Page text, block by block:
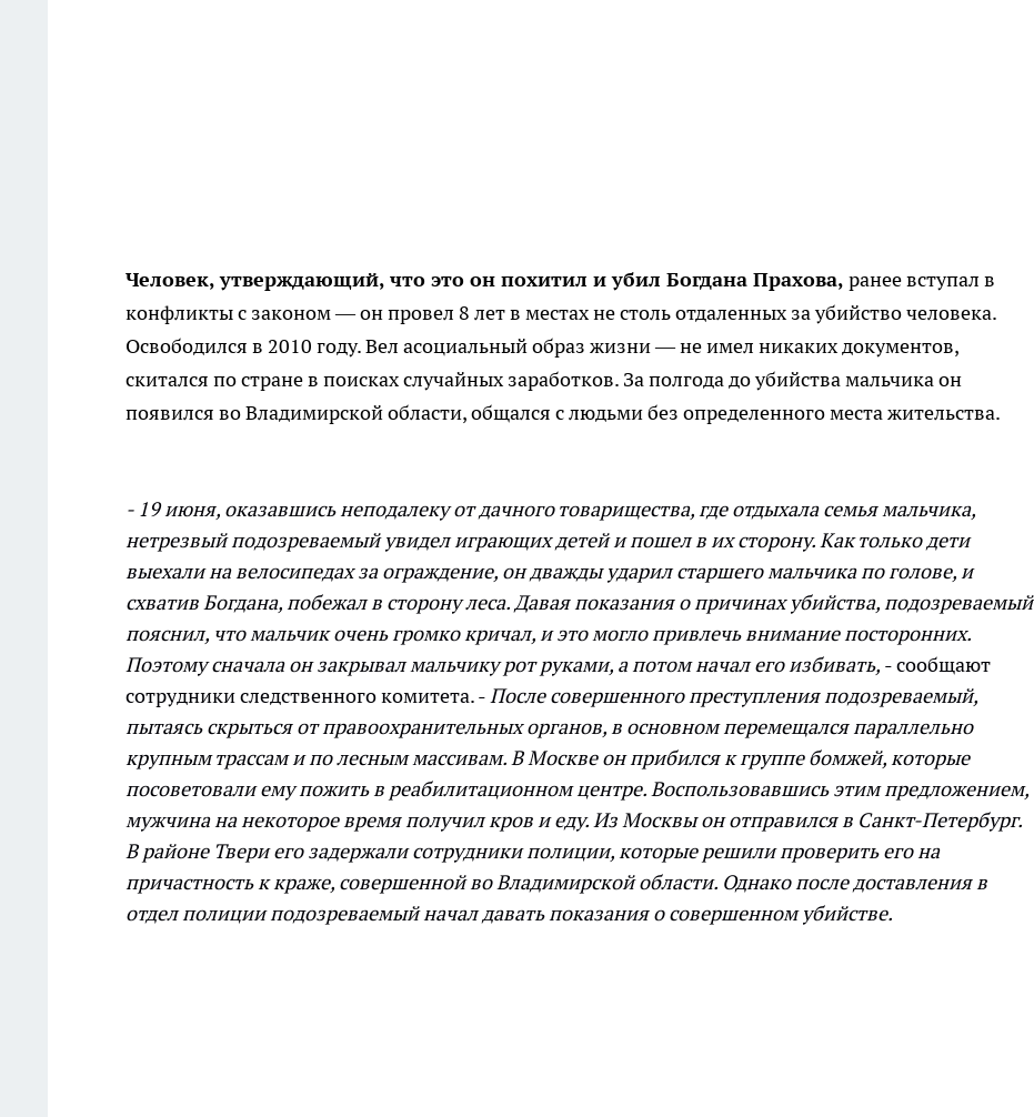
Человек, утверждающий, что это он похитил и убил Богдана Прахова, ранее вступал в
конфликты с законом — он провел 8 лет в местах не столь отдаленных за убийство человека.
Освободился в 2010 году. Вел асоциальный образ жизни — не имел никаких документов,
скитался по стране в поисках случайных заработков. За полгода до убийства мальчика он
появился во Владимирской области, общался с людьми без определенного места жительства.
- 19 июня, оказавшись неподалеку от дачного товарищества, где отдыхала семья мальчика,
нетрезвый подозреваемый увидел играющих детей и пошел в их сторону. Как только дети
выехали на велосипедах за ограждение, он дважды ударил старшего мальчика по голове, и
схватив Богдана, побежал в сторону леса. Давая показания о причинах убийства, подозреваемый
пояснил, что мальчик очень громко кричал, и это могло привлечь внимание посторонних.
Поэтому сначала он закрывал мальчику рот руками, а потом начал его избивать, - сообщают
сотрудники следственного комитета. -После совершенного преступления подозреваемый,
пытаясь скрыться от правоохранительных органов, в основном перемещался параллельно
крупным трассам и по лесным массивам. В Москве он прибился к группе бомжей, которые
посоветовали ему пожить в реабилитационном центре. Воспользовавшись этим предложением,
мужчина на некоторое время получил кров и еду. Из Москвы он отправился в Санкт-Петербург.
В районе Твери его задержали сотрудники полиции, которые решили проверить его на
причастность к краже, совершенной во Владимирской области. Однако после доставления в
отдел полиции подозреваемый начал давать показания о совершенном убийстве.